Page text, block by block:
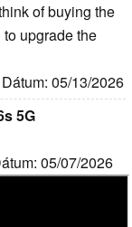
of buying the
upgrade the
05/13/2026
5G
05/07/2026